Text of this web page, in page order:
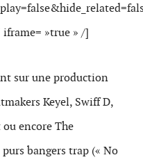
iframe= »true » /]
sur une production
Keyel, Swiff D,
encore The
bangers trap (« No